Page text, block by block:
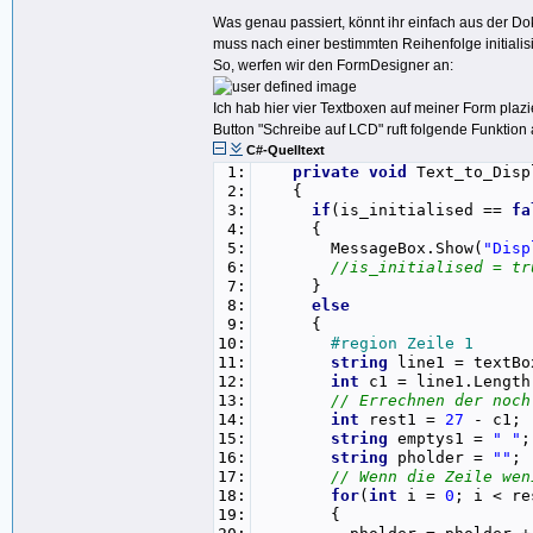
Was genau passiert, könnt ihr einfach aus der
muss nach einer bestimmten Reihenfolge
So, werfen wir den FormDesigner an:
Ich hab hier vier Textboxen auf meiner Form
Button "Schreibe auf LCD" ruft folgende Funktion
C#-Quelltext
1:
2:
3:
4:
5:
6:
7:
8:
9:
10:
11:
12:
13:
14:
15:
16:
17:
18:
19:
private void
{
if (is_initialised ==
{
MessageBox.Show(
//is_initialised =
}
else
{
#region Zeile 1
string line1 =
int c1 =
// Errechnen der
int rest1 = 27 - c1;
string emptys1 = " " ;
string pholder = "" ;
// Wenn die Zeile
for( int i = 0 ; i <
{